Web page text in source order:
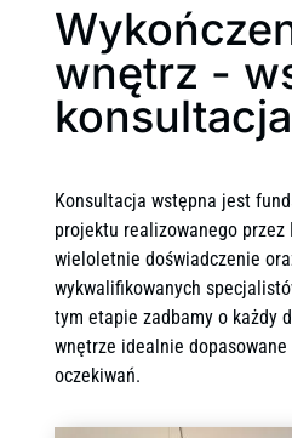
wnętrz -
konsultacja
Konsultacja wstępna jest
projektu realizowanego przez
wieloletnie doświadczenie
wykwalifikowanych
tym etapie zadbamy o każdy
wnętrze idealnie
oczekiwań.